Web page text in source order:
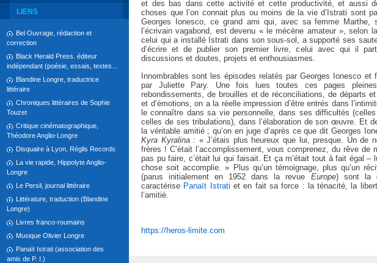
LIENS
Bel Ouvrage, rédaction et
correction
Black Herald Press. éditeur
indépendant (poésie, essais, textes...
Blandine Longre, traductrice
littéraire
Chroniques littéraires de Sophie
Touzet
Critique cinématographique,
Théodore Anglio-Longre
Disquaire à Lyon, Réglis Records
La vie rapide, Hippolyte Anglio-
Longre
Le Persil, journal littéraire
Littérature, traduction (Blandine
Longre)
Livres franco-roumains
Musique Olivier Longre
Panaït Istrati (association des
amis de P. I.)
et des bas dans cette activité et cette productivité, et aussi
choses que l’on connait plus ou moins de la vie d’Istrati sont
Georges Ionesco, ce grand ami qui, avec sa femme Marthe,
l’écrivain vagabond, est devenu « le mécène amateur », selon
celui qui a installé Istrati dans son sous-sol, a supporté ses
d’écrire et de publier son premier livre, celui avec qui il
discussions et doutes, projets et enthousiasmes.
Innombrables sont les épisodes relatés par Georges Ionesco et
par Juliette Pary. Une fois lues toutes ces pages
rebondissements, de brouilles et de réconciliations, de départs
et d’émotions, on a la réelle impression d’être entrés dans
le connaître dans sa vie personnelle, dans ses difficultés
celles de ses tribulations), dans l’élaboration de son œuvre. Et
la véritable amitié ; qu’on en juge d’après ce que dit Georges
Kyra Kyralina : « J’étais plus heureux que lui, presque. Un de
frères ! C’était l’accomplissement, vous comprenez, du rêve de
pas pu faire, c’était lui qui faisait. Et ça m’était tout à fait égal –
chose soit accomplie. » Plus qu’un témoignage, plus qu’un
(parus initialement en 1952 dans la revue Europe) sont la
caractérise Panaït Istrati et en fait sa force : la ténacité, la
l’amitié.
https://heros-limite.com